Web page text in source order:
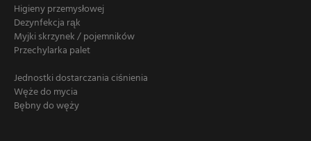
Higieny przemysłowej
Dezynfekcja rąk
Myjki skrzynek / pojemników
Przechylarka palet
Jednostki dostarczania ciśnienia
Węże do mycia
Bębny do węży